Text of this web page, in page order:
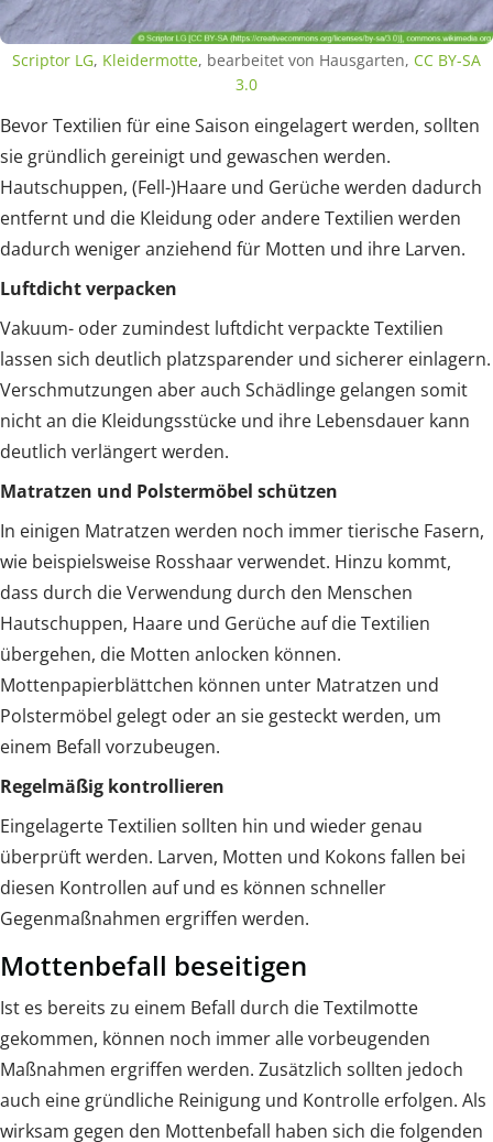
Scriptor LG, Kleidermotte, bearbeitet von Hausgarten, CC BY-SA
3.0
Bevor Textilien für eine Saison eingelagert werden, sollten
sie gründlich gereinigt und gewaschen werden.
Hautschuppen, (Fell-)Haare und Gerüche werden dadurch
entfernt und die Kleidung oder andere Textilien werden
dadurch weniger anziehend für Motten und ihre Larven.
Luftdicht verpacken
Vakuum- oder zumindest luftdicht verpackte Textilien
lassen sich deutlich platzsparender und sicherer einlagern.
Verschmutzungen aber auch Schädlinge gelangen somit
nicht an die Kleidungsstücke und ihre Lebensdauer kann
deutlich verlängert werden.
Matratzen und Polstermöbel schützen
In einigen Matratzen werden noch immer tierische Fasern,
wie beispielsweise Rosshaar verwendet. Hinzu kommt,
dass durch die Verwendung durch den Menschen
Hautschuppen, Haare und Gerüche auf die Textilien
übergehen, die Motten anlocken können.
Mottenpapierblättchen können unter Matratzen und
Polstermöbel gelegt oder an sie gesteckt werden, um
einem Befall vorzubeugen.
Regelmäßig kontrollieren
Eingelagerte Textilien sollten hin und wieder genau
überprüft werden. Larven, Motten und Kokons fallen bei
diesen Kontrollen auf und es können schneller
Gegenmaßnahmen ergriffen werden.
Mottenbefall beseitigen
Ist es bereits zu einem Befall durch die Textilmotte
gekommen, können noch immer alle vorbeugenden
Maßnahmen ergriffen werden. Zusätzlich sollten jedoch
auch eine gründliche Reinigung und Kontrolle erfolgen. Als
wirksam gegen den Mottenbefall haben sich die folgenden